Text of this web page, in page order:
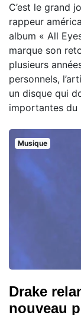
C’est le grand
rappeur
album « All
marque son
plusieurs
personnels,
un disque qui
importantes du
Musique
Drake
nouveau